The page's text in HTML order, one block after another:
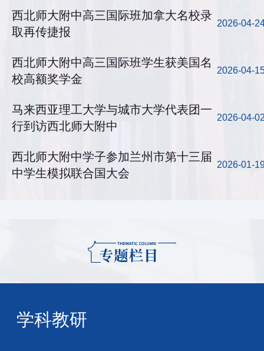
西北师大附中高三国际班加拿大名校录
取再传捷报
2026-04-
西北师大附中高三国际班学生获美国名
校高额奖学金
2026-04-
马来西亚理工大学与城市大学代表团一
行到访西北师大附中
2026-04-
西北师大附中学子参加兰州市第十三届
中学生模拟联合国大会
2026-01-
学科教研